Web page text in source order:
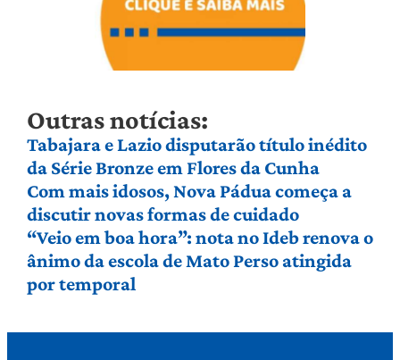
Outras notícias:
Tabajara e Lazio disputarão título inédito
da Série Bronze em Flores da Cunha
Com mais idosos, Nova Pádua começa a
discutir novas formas de cuidado
“Veio em boa hora”: nota no Ideb renova o
ânimo da escola de Mato Perso atingida
por temporal